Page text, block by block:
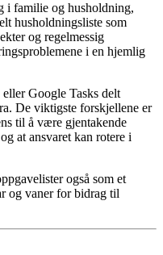
i familie og husholdning,
husholdningsliste som
og regelmessig
i en hjemlig
Google Tasks delt
De viktigste forskjellene er
til å være gjentakende
at ansvaret kan rotere i
også som et
og vaner for bidrag til